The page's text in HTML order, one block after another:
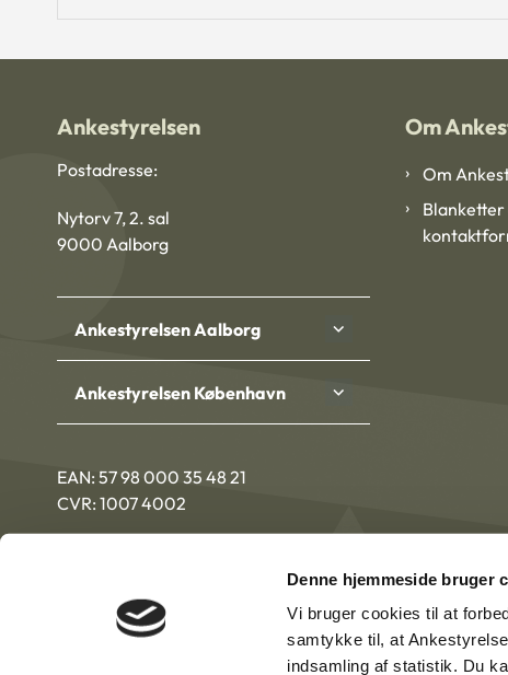
Denne hjemmeside bruger
Vi bruger cookies til at
samtykke til, at
indsamling af statistik. Du
Ankestyrelsen
Postadresse:
Nytorv 7, 2. sal
9000 Aalborg
Ankestyrelsen Aalborg
Ankestyrelsen København
EAN: 57 98 000 35 48 21
CVR: 1007 4002
Om
Om
Blanketter